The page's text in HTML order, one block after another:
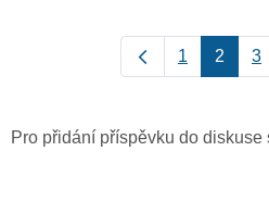
1 2 3
Pro přidání příspěvku do diskuse